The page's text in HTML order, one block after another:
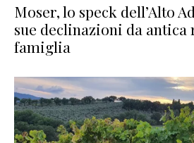
Moser, lo speck dell’Alto
sue declinazioni da antica
famiglia